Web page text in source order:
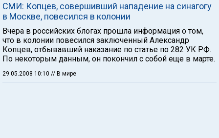
СМИ: Копцев, совершивший нападение на синагогу
в Москве, повесился в колонии
Вчера в российских блогах прошла информация о том,
что в колонии повесился заключенный Александр
Копцев, отбывавший наказание по статье по 282 УК РФ.
По некоторым данным, он покончил с собой еще в марте.
29.05.2008 10:10 // В мире